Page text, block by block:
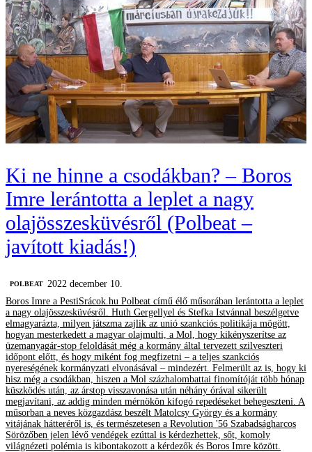
Ki ne hinne a csodákban? – Boros
Imre lerántotta a leplet a nagy
olajösszesküvésről (Polbeat –
javított kiadás!)
‎POLBEAT
2022 december 10.
Boros Imre a PestiSrácok.hu Polbeat című élő műsorában lerántotta a leplet
a nagy olajösszesküvésről. Huth Gergellyel és Stefka Istvánnal beszélgetve
elmagyarázta, milyen játszma zajlik az unió szankciós politikája mögött,
hogyan mesterkedett a magyar olajmulti, a Mol, hogy kikényszerítse az
üzemanyagár-stop feloldását még a kormány által tervezett szilveszteri
időpont előtt, és hogy miként fog megfizetni – a teljes szankciós
nyereségének kormányzati elvonásával – mindezért. Felmerült az is, hogy ki
hisz még a csodákban, hiszen a Mol százhalombattai finomítóját több hónap
küszködés után, az árstop visszavonása után néhány órával sikerült
megjavítani, az addig minden mérnökön kifogó repedéseket behegeszteni. A
műsorban a neves közgazdász beszélt Matolcsy György és a kormány
vitájának hátteréről is, és természetesen a Revolution '56 Szabadságharcos
Sörözőben jelen lévő vendégek ezúttal is kérdezhettek, sőt, komoly
világnézeti polémia is kibontakozott a kérdezők és Boros Imre között.